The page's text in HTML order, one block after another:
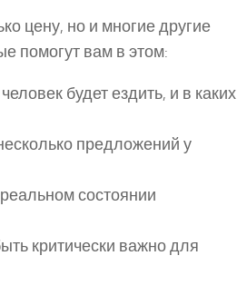
цену, но и многие другие
помогут вам в этом:
будет ездить, и в каких
предложений у
состоянии
критически важно для